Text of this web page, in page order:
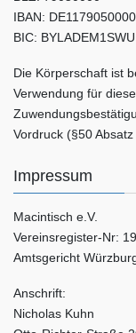
IBAN:
BIC: BYLADEM1SWU
Die Körperschaft ist
Verwendung für
Vordruck (§50
Impressum
Macintisch e.V.
Vereinsregister-Nr:
Amtsgericht
Anschrift:
Nicholas Kuhn